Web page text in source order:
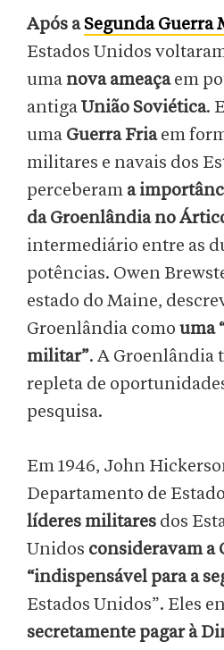
Após aSegunda Guerra
Estados Unidos
uma nova ameaçaem
antigaUnião Soviética.
uma Guerra Friaem
militares e navais dos
perceberam a
da Groenlândia no
intermediário entre as
potências. Owen
estado do Maine,
Groenlândia como uma
militar”. A Groenlândia
repleta de
pesquisa.
Em 1946, John
Departamento de
líderes militares dos
Unidos consideravam a
“indispensável para a
Estados Unidos”. Eles
secretamente pagar à